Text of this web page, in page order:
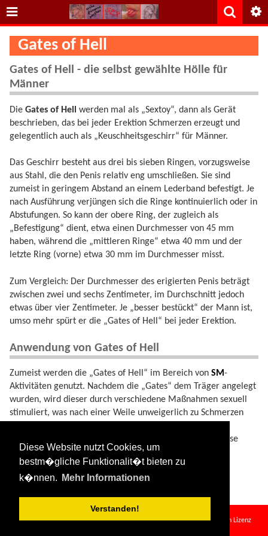
Diese Website nutzt Cookies, um
bestm�gliche Funktionalit�t bieten zu
k�nnen.
Mehr Informationen
Verstanden!
Gates of Hell
Gates of Hell - die selbst gewählte Hölle für
Männer
Die Gates of Hell
werden mal als „Sextoy“, dann als Gerät
beschrieben, das bei jeder Erektion Schmerzen erzeugt und
gelegentlich auch als „Keuschheitsgeschirr“ für Männer.
Das Geschirr besteht aus drei bis sieben Ringen, vorzugsweise
aus Stahl, die den Penis relativ eng umschließen. Sie sind
zumeist in geringem Abstand an einem Lederband befestigt. Je
nach Ausführung verjüngen sich die Ringe kontinuierlich oder in
Abstufungen. So kann der obere Ring, der zugleich als
„Befestigung“ dient, etwa einen Durchmesser von 45 mm
haben, während die „mittleren Ringe“ etwa 40 mm und der
letzte Ring (vorne) etwa 30 mm im Durchmesser misst.
Zum Vergleich: Der Durchmesser des erigierten Penis beträgt
zwischen zwei und sechs Zentimeter, im Durchschnitt jedoch
etwas über vier Zentimeter. Je „besser bestückt“ der Mann ist,
umso mehr spürt er die „Gates of Hell“ bei jeder Erektion.
Anwendung von Gates of Hell
Zumeist werden die „Gates of Hell“ im Bereich von SM-
Aktivitäten genutzt. Nachdem die „Gates“ dem Träger angelegt
wurden, wird dieser durch verschiedene Maßnahmen sexuell
stimuliert, was nach einer Weile unweigerlich zu Schmerzen
eigentliche Attraktion für diejenigen Männer, die auf diese
Weise dominiert werden wollen. Sie sollten nicht mit
Keuschheitsgürteln für Männer“ verwechselt werden.
· Zuletzt geändert:2024/08/11 09:34
Falls nicht anders bezeichnet, ist der Inhalt dieses Wikis unter der folgenden Lizenz